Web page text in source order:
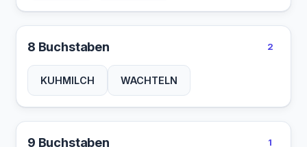
8 Buchstaben 2
KUHMILCH WACHTELN
9 Buchstaben 1